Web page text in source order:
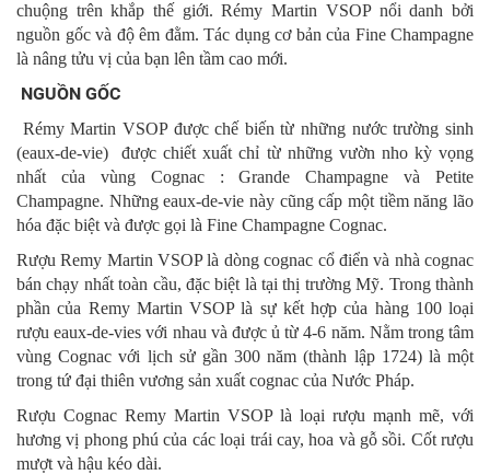
chuộng trên khắp thế giới. Rémy Martin VSOP nổi danh bởi
nguồn gốc và độ êm đằm. Tác dụng cơ bản của Fine Champagne
là nâng tửu vị của bạn lên tầm cao mới.
NGUỒN GỐC
Rémy Martin VSOP được chế biến từ những nước trường sinh
(eaux-de-vie) được chiết xuất chỉ từ những vườn nho kỳ vọng
nhất của vùng Cognac : Grande Champagne và Petite
Champagne. Những eaux-de-vie này cũng cấp một tiềm năng lão
hóa đặc biệt và được gọi là Fine Champagne Cognac.
Rượu Remy Martin VSOP là dòng cognac cổ điển và nhà cognac
bán chạy nhất toàn cầu, đặc biệt là tại thị trường Mỹ. Trong thành
phần của Remy Martin VSOP là sự kết hợp của hàng 100 loại
rượu eaux-de-vies với nhau và được ủ từ 4-6 năm. Nằm trong tâm
vùng Cognac với lịch sử gần 300 năm (thành lập 1724) là một
trong tứ đại thiên vương sản xuất cognac của Nước Pháp.
Rượu Cognac Remy Martin VSOP là loại rượu mạnh mẽ, với
hương vị phong phú của các loại trái cay, hoa và gỗ sồi. Cốt rượu
mượt và hậu kéo dài.